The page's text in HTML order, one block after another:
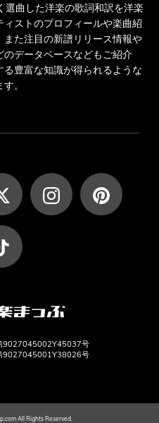
選曲した洋楽の歌詞和訳を洋楽
ストのプロフィールや楽曲紹
た注目の新譜リリース情報や
データベースなどもご紹介
豊富な知識が得られるような
。
9027045002Y45037号
9027045001Y38026号
All Rights Reserved.